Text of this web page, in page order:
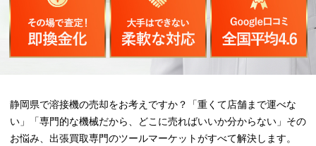
静岡県で溶接機の売却をお考えですか？「重くて店舗まで運べな
い」「専門的な機械だから、どこに売ればいいか分からない」その
お悩み、出張買取専門のツールマーケットがすべて解決します。